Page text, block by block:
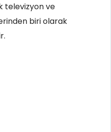
televizyon ve
biri olarak